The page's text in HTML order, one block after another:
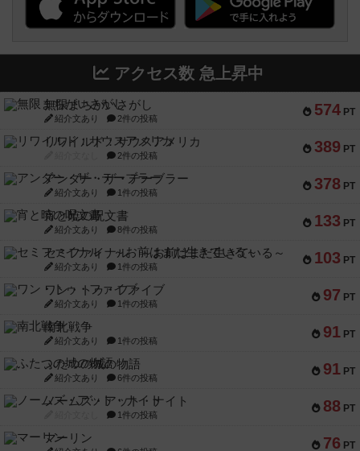
アクセス数 急上昇中
574 PT
無限まちがいさがし
紹介文あり 2件の投稿
389 PT
リワイルド：サウスアメリカ
2件の投稿
378 PT
アンダー・ザ・テーブラー
紹介文あり 1件の投稿
133 PT
宵と暁の呪文書
紹介文あり 8件の投稿
103 PT
セミファイナル ～お前はまだ生きている～
紹介文あり 1件の投稿
97 PT
ワン・トゥ・ファイブ
紹介文あり 1件の投稿
91 PT
南北戦争
紹介文あり 1件の投稿
91 PT
ふたつの城の物語
紹介文あり 6件の投稿
88 PT
ノームズ・アット・ナイト
1件の投稿
76 PT
マーリン